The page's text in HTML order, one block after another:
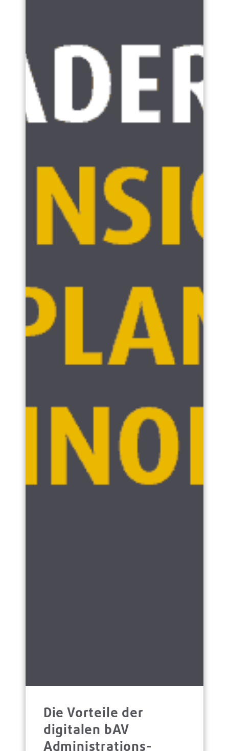
Die Vorteile der
digitalen bAV
Administrations­